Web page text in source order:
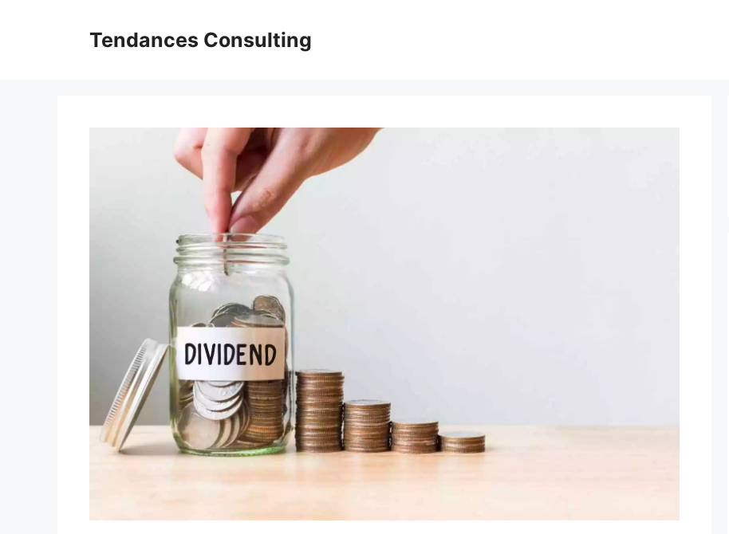
Tendances Consulting